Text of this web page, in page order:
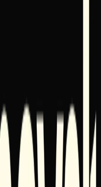
aktuellen Realität. Wir
Chancen an. Wir